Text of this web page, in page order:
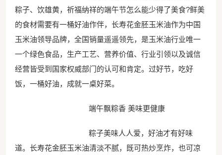
粽子、饮雄黄，祈福纳祥的端午节怎么能少得了美食?鲜美
的食材需要有一桶好油作伴，长寿花金胚玉米油作为中国
玉米油领导品牌，全国销量遥遥领先，是玉米油行业唯一
一个绿色食品，生产工艺、营养价值、行业引领以及诚信
经营皆受到国家权威部门的认可和肯定。过好节，吃好
饭，一桶好油，成就一桌好菜。
端午飘粽香 美味更健康
粽子美味人人爱，好油才有好味
道。长寿花金胚玉米油清淡不腻，既可热炒烹炸，也可凉